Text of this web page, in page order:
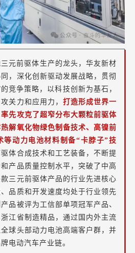
元前驱体生产的龙头，华友新材
，深化创新驱动发展战略，贯彻
竞争策略，以科技创新为基石，
关力和应用力， 打造形成世界一
率先攻克了超窄分布大颗粒前驱体
解氧化物绿色制备技术、高镍前
等动力电池材料制备“卡脖子”技
体合成技术和工艺装备，不断提
产品质量控制水平，突破了中高
三元前驱体产品的行业先进核心
品质和开发速度均处于行业领先
品被评为工信部单项冠军产品、
江省制造精品，通过国内外主流
球头部动力电池高端客户群，并
电动汽车产业链。